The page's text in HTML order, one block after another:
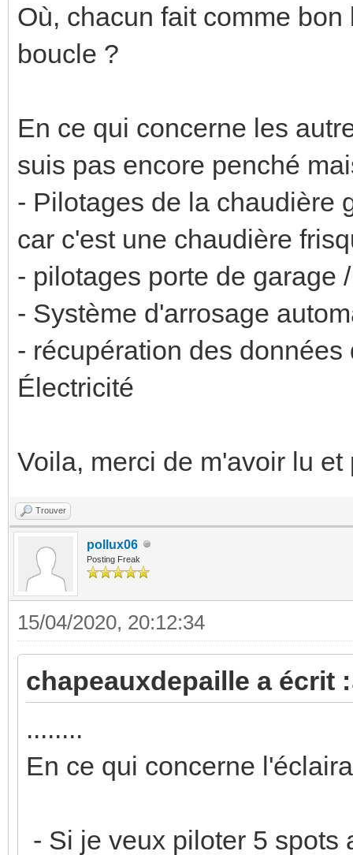
Où, chacun fait comme
boucle ?
En ce qui concerne les
suis pas encore penché
- Pilotages de la chaudière
car c'est une chaudière
- pilotages porte de garage
- Système d'arrosage
- récupération des
Électricité
Voila, merci de m'avoir lu et
Trouver
pollux06
Posting Freak
15/04/2020, 20:12:34
chapeauxdepaille a écrit :
........
En ce qui concerne
- Si je veux piloter 5 spots